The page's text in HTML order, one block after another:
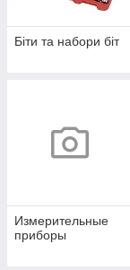
Біти та набори біт
Измерительные
приборы